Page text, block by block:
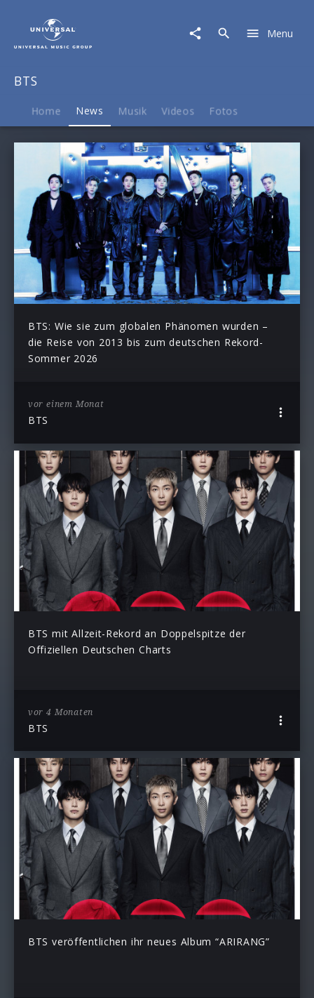
Menu
BTS
Home News Musik Videos Fotos
BTS: Wie sie zum globalen Phänomen wurden –
die Reise von 2013 bis zum deutschen Rekord-
Sommer 2026
vor einem Monat
BTS
BTS mit Allzeit-Rekord an Doppelspitze der
Offiziellen Deutschen Charts
vor 4 Monaten
BTS
BTS veröffentlichen ihr neues Album “ARIRANG”